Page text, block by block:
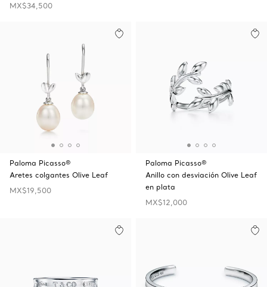
MX$34,500
Paloma Picasso®
Aretes colgantes Olive Leaf
MX$19,500
Paloma Picasso®
Anillo con desviación Olive Leaf
en plata
MX$12,000